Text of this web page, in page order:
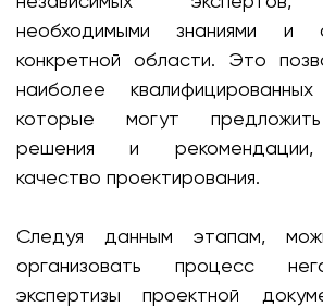
необходимыми знаниями
конкретной области. Это
наиболее
которые могут
решения и
качество проектирования.
Следуя данным этапам,
организовать процесс
экспертизы проектной